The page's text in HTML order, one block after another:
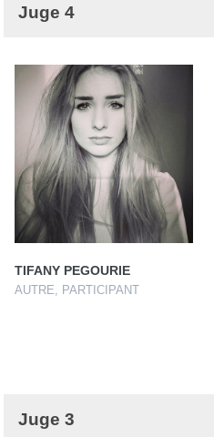
Juge 4
TIFANY PEGOURIE
AUTRE, PARTICIPANT
Juge 3